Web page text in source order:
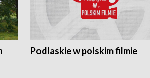
Podlaskie w polskim filmie